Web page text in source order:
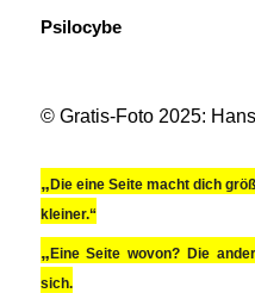
Psilocybe
© Gratis-Foto 2025:
„Die eine Seite macht dich
kleiner.“
„Eine Seite wovon? Die
sich.